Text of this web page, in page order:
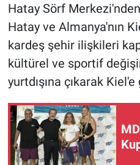
Hatay Sörf
Hatay ve Almanya'nın
kardeş şehir ilişkileri
kültürel ve sportif
yurtdışına çıkarak